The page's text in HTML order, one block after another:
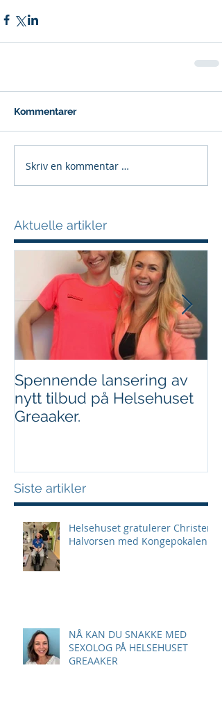
Kommentarer
Skriv en kommentar …
Aktuelle artikler
Spennende lansering av
nytt tilbud på Helsehuset
Greaaker.
Siste artikler
Helsehuset gratulerer Christer
Halvorsen med Kongepokalen!
NÅ KAN DU SNAKKE MED
SEXOLOG PÅ HELSEHUSET
GREAAKER